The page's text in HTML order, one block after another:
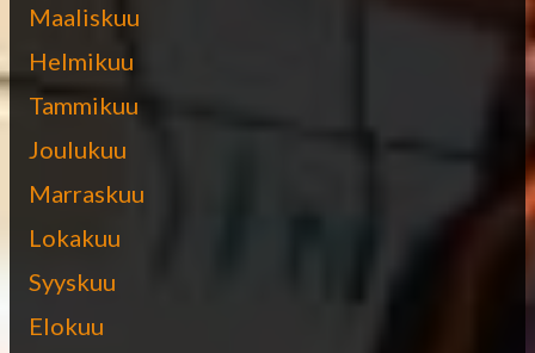
Maaliskuu
Helmikuu
Tammikuu
Joulukuu
Marraskuu
Lokakuu
Syyskuu
Elokuu